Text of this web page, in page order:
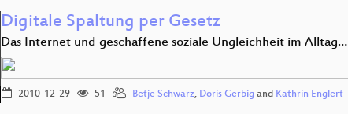
Digitale Spaltung per Gesetz
Das Internet und geschaffene soziale Ungleichheit im Alltag…
2010-12-29 51 Betje Schwarz, Doris Gerbig and Kathrin Englert